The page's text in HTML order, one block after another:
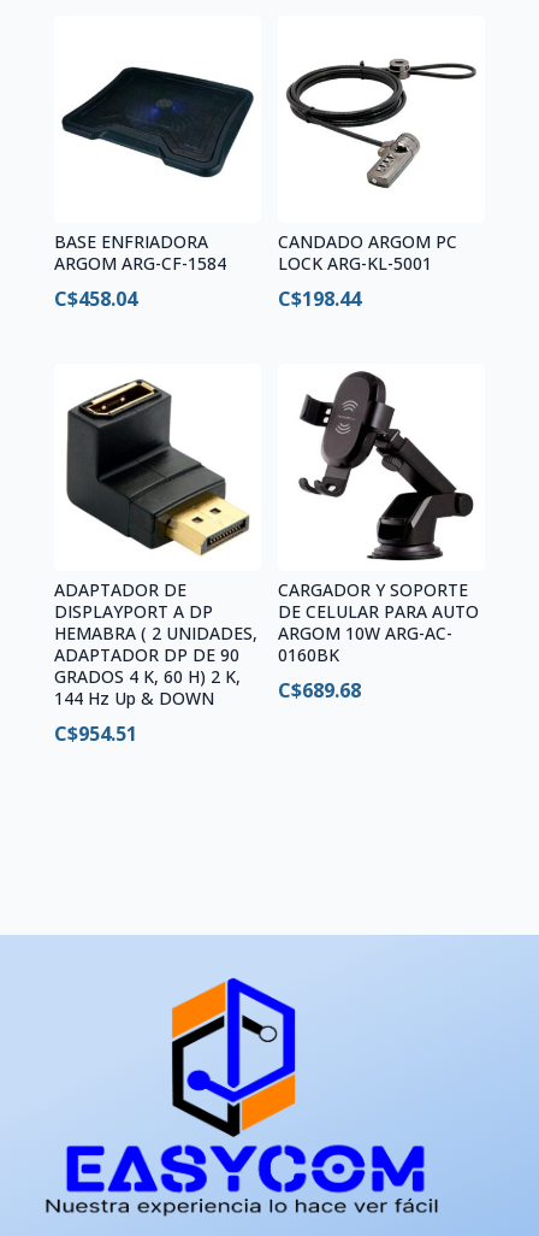
BASE ENFRIADORA
ARGOM ARG-CF-1584
C$458.04
CANDADO ARGOM PC
LOCK ARG-KL-5001
C$198.44
ADAPTADOR DE
DISPLAYPORT A DP
HEMABRA ( 2 UNIDADES,
ADAPTADOR DP DE 90
GRADOS 4 K, 60 H) 2 K,
144 Hz Up & DOWN
C$954.51
CARGADOR Y SOPORTE
DE CELULAR PARA AUTO
ARGOM 10W ARG-AC-
0160BK
C$689.68